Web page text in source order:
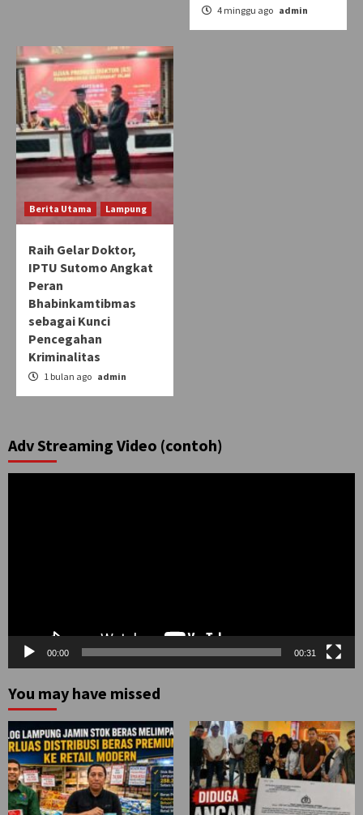
4 minggu ago admin
Berita Utama Lampung
Raih Gelar Doktor,
IPTU Sutomo Angkat
Peran
Bhabinkamtibmas
sebagai Kunci
Pencegahan
Kriminalitas
1 bulan ago admin
Adv Streaming Video (contoh)
00:00 00:31
You may have missed